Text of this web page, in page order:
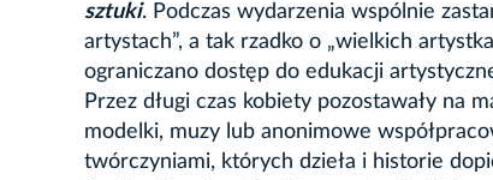
sztuki. Podczas wydarzenia wspólnie
artystach”, a tak rzadko o „wielkich
ograniczano dostęp do edukacji
Przez długi czas kobiety pozostawały na
modelki, muzy lub anonimowe
twórczyniami, których dzieła i historie